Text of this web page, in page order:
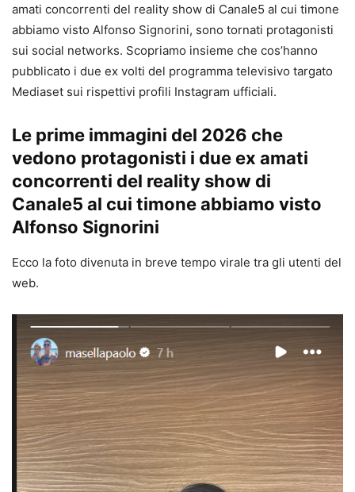
amati concorrenti del reality show di Canale5 al cui timone
abbiamo visto Alfonso Signorini, sono tornati protagonisti
sui social networks. Scopriamo insieme che cos’hanno
pubblicato i due ex volti del programma televisivo targato
Mediaset sui rispettivi profili Instagram ufficiali.
Le prime immagini del 2026 che
vedono protagonisti i due ex amati
concorrenti del reality show di
Canale5 al cui timone abbiamo visto
Alfonso Signorini
Ecco la foto divenuta in breve tempo virale tra gli utenti del
web.